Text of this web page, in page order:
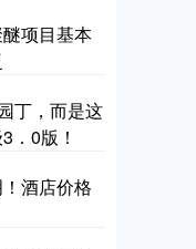
项目基本
丁，而是这
．0版！
酒店价格